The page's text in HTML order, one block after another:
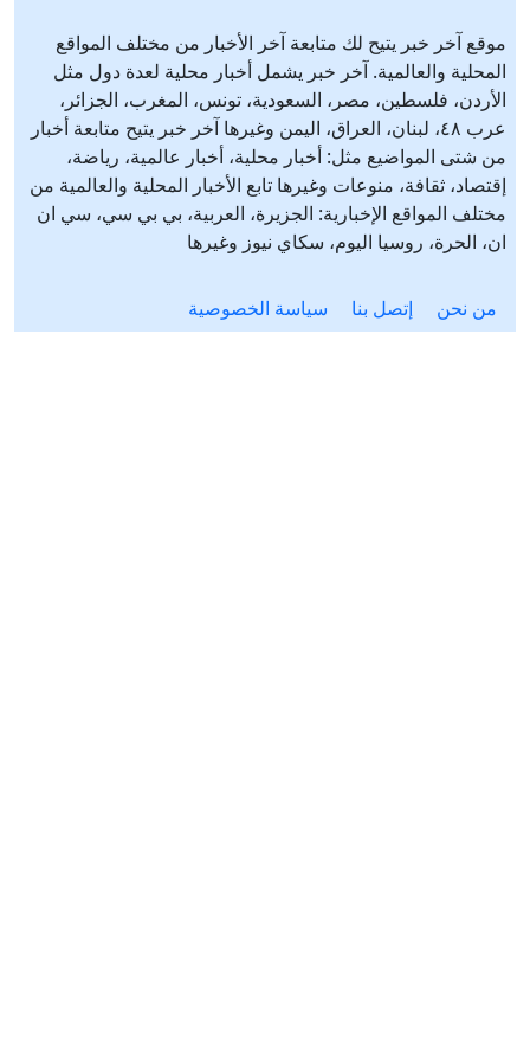
موقع آخر خبر يتيح لك متابعة آخر الأخبار من مختلف المواقع
المحلية والعالمية. آخر خبر يشمل أخبار محلية لعدة دول مثل
الأردن، فلسطين، مصر، السعودية، تونس، المغرب، الجزائر،
عرب ٤٨، لبنان، العراق، اليمن وغيرها آخر خبر يتيح متابعة أخبار
من شتى المواضيع مثل: أخبار محلية، أخبار عالمية، رياضة،
إقتصاد، ثقافة، منوعات وغيرها تابع الأخبار المحلية والعالمية من
مختلف المواقع الإخبارية: الجزيرة، العربية، بي بي سي، سي ان
ان، الحرة، روسيا اليوم، سكاي نيوز وغيرها
من نحن إتصل بنا سياسة الخصوصية